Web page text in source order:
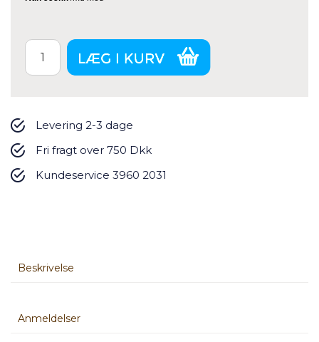
Levering 2-3 dage
Fri fragt over 750 Dkk
Kundeservice 3960 2031
Beskrivelse
Anmeldelser